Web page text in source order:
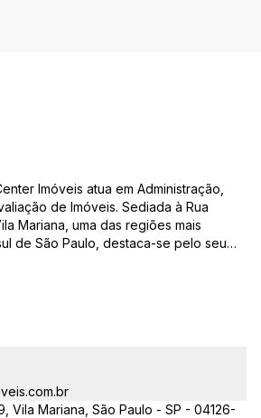
Imóveis atua em Administração,
de Imóveis. Sediada à Rua
Mariana, uma das regiões mais
de São Paulo, destaca-se pelo seu
região, credenciada junto ao Conselho
de Imóveis (CRECI) e associada ao
de Compra, Venda, Locação e
Residenciais e Comerciais de São
Vila Mariana, São Paulo - SP - 04126-